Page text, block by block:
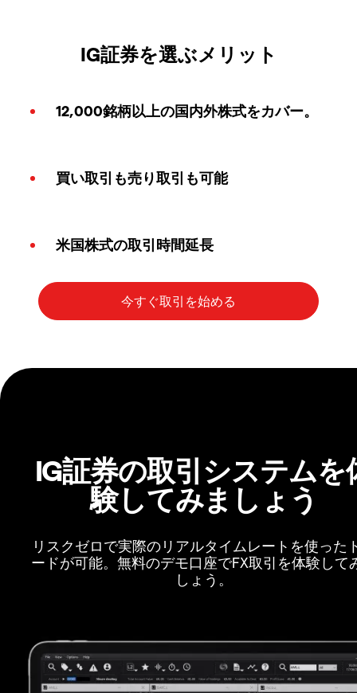
IG証券を選ぶメリット
12,000銘柄以上の国内外株式をカバー。
買い取引も売り取引も可能
米国株式の取引時間延長
IG証券の取引システムを
験してみましょう
リスクゼロで実際のリアルタイムレートを使った
ードが可能。無料のデモ口座でFX取引を体験して
しょう。